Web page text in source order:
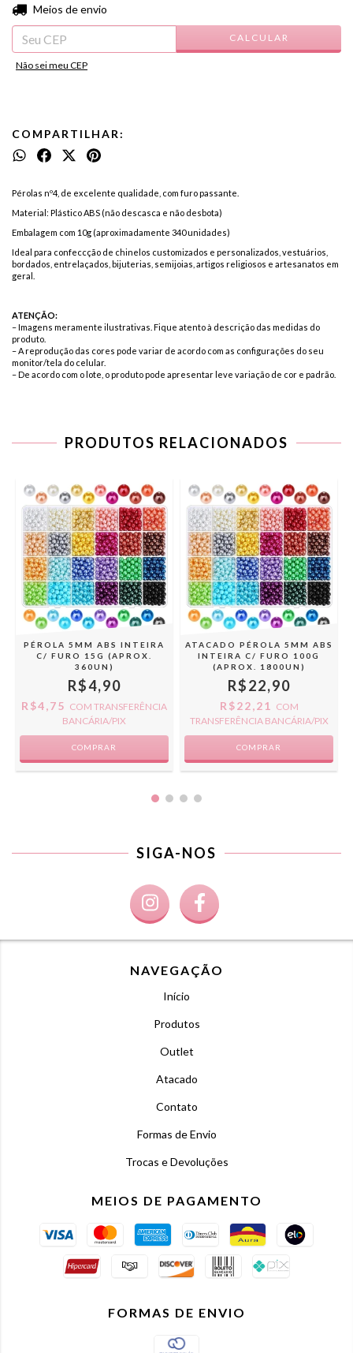
Entregas para o CEP:
Meios de envio
CALCULAR
Não sei meu CEP
COMPARTILHAR:
Pérolas nº4, de excelente qualidade, com furo passante.
Material: Plástico ABS (não descasca e não desbota)
Embalagem com 10g (aproximadamente 340 unidades)
Ideal para confeccção de chinelos customizados e personalizados, vestuários,
bordados, entrelaçados, bijuterias, semijoias, artigos religiosos e artesanatos em
geral.
ATENÇÃO:
– Imagens meramente ilustrativas. Fique atento à descrição das medidas do
produto.
– A reprodução das cores pode variar de acordo com as configurações do seu
monitor/tela do celular.
– De acordo com o lote, o produto pode apresentar leve variação de cor e padrão.
PRODUTOS RELACIONADOS
PÉROLA 5MM ABS INTEIRA
C/ FURO 15G (APROX.
360UN)
R$4,90
R$4,75 COM TRANSFERÊNCIA
BANCÁRIA/PIX
COMPRAR
ATACADO PÉROLA 5MM ABS
INTEIRA C/ FURO 100G
(APROX. 1800UN)
R$22,90
R$22,21
COM
TRANSFERÊNCIA BANCÁRIA/PIX
COMPRAR
SIGA-NOS
NAVEGAÇÃO
Início
Produtos
Outlet
Atacado
Contato
Formas de Envio
Trocas e Devoluções
MEIOS DE PAGAMENTO
FORMAS DE ENVIO